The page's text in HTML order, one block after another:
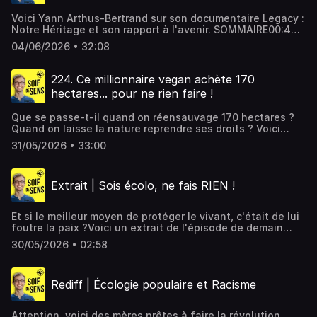
Voici Yann Arthus-Bertrand sur son documentaire Legacy :
Notre Héritage et son rapport à l'avenir. SOMMAIRE00:46
Vivre avec les lions au Kenya03:44 Pilote de
montgolfière05:00 La Terre vue du Ciel07:47 Son
Son rapport à la mort12:56 Militer à 75 ans14:54 Ses films
Human et Woman18:04 Son nouveau film sur la
biodiversité20:25 L’émerveillement et Frédéric Lenoir24:07
officiel de Soif de SensSoutenir Soif de Sens via Tipeee
Hébergé par Audiomeans. Visitez
audiomeans.fr/politique-de-confidentialite pour plus
d'informations.
04/06/2026 • 32:08
224. Ce millionnaire vegan achète 170
hectares... pour ne rien faire !
Que se passe-t-il quand on réensauvage 170 hectares ?
Quand on laisse la nature reprendre ses droits ? Voici
Rodolphe Landemaine, seral entrepreneur vegan et
cofondateur du Domaine du Costil en libre évolution.
du Costil05:56 La libre évolution08:38 Le paradoxe du
réensauvagement10:54 Et ça marche ?21:40 Vers une
biodiversité massive ?25:48 Moi aussi je veux une
Pourquoi ça te tient à cœur__Le site officiel de Soif de
SensSoutenir Soif de Sens via Tipeee Hébergé par
Audiomeans. Visitez audiomeans.fr/politique-de-
confidentialite pour plus d'informations.
31/05/2026 • 33:00
Extrait | Sois écolo, ne fais RIEN !
Et si le meilleur moyen de protéger le vivant, c'était de lui
foutre la paix ?Voici un extrait de l'épisode de demain
avec Rodolphe Landemaine, cofondateur du Domaine du
Costil en libre évolution. __Le site officiel de Soif de
Audiomeans. Visitez audiomeans.fr/politique-de-
confidentialite pour plus d'informations.
30/05/2026 • 02:58
Rediff | Écologie populaire et Racisme